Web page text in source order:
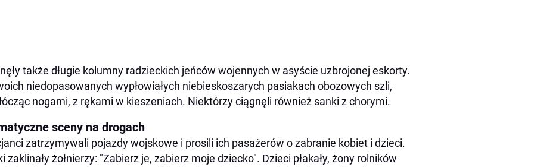
także długie kolumny radzieckich jeńców wojennych w asyście uzbrojonej eskorty.
niedopasowanych wypłowiałych niebieskoszarych pasiakach obozowych szli,
nogami, z rękami w kieszeniach. Niektórzy ciągnęli również sanki z chorymi.
sceny na drogach
zatrzymywali pojazdy wojskowe i prosili ich pasażerów o zabranie kobiet i dzieci.
zaklinały żołnierzy: "Zabierz je, zabierz moje dziecko". Dzieci płakały, żony rolników